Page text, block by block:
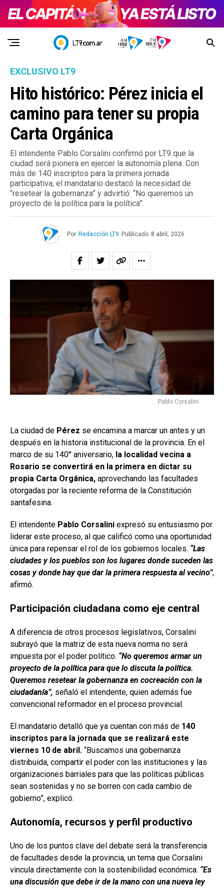
EXCLUSIVO LT9
Hito histórico: Pérez inicia el
camino para tener su propia
Carta Orgánica
El intendente Pablo Corsalini confirmó por LT9 que la
ciudad será pionera en ejercer la autonomía plena. Con
más de 140 inscriptos para la primera jornada
participativa, el mandatario destacó la necesidad de
“resetear la gobernanza” y advirtió: “No queremos un
proyecto de la política para la política”.
Por Redacción LT9 Publicado 8 abril, 2026
Pablo Corsalini
La ciudad de Pérez se encamina a marcar un antes y un
después en la historia institucional de la provincia. En el
marco de su 140° aniversario, la localidad vecina a
Rosario se convertirá en la primera en dictar su
propia Carta Orgánica, aprovechando las facultades
otorgadas por la reciente reforma de la Constitución
santafesina.
El intendente Pablo Corsalini expresó su entusiasmo por
liderar este proceso, al que calificó como una oportunidad
única para repensar el rol de los gobiernos locales. “Las
ciudades y los pueblos son los lugares donde suceden las
cosas y donde hay que dar la primera respuesta al vecino”,
afirmó.
Participación ciudadana como eje central
A diferencia de otros procesos legislativos, Corsalini
subrayó que la matriz de esta nueva norma no será
impuesta por el poder político. “No queremos armar un
proyecto de la política para que lo discuta la política.
Queremos resetear la gobernanza en cocreación con la
ciudadanía”, señaló el intendente, quien además fue
convencional reformador en el proceso provincial.
El mandatario detalló que ya cuentan con más de 140
inscriptos para la jornada que se realizará este
viernes 10 de abril. “Buscamos una gobernanza
distribuida, compartir el poder con las instituciones y las
organizaciones barriales para que las políticas públicas
sean sostenidas y no se borren con cada cambio de
gobierno”, explicó.
Autonomía, recursos y perfil productivo
Uno de los puntos clave del debate será la transferencia
de facultades desde la provincia, un tema que Corsalini
vincula directamente con la sostenibilidad económica. “Es
una discusión que debe ir de la mano con una nueva ley